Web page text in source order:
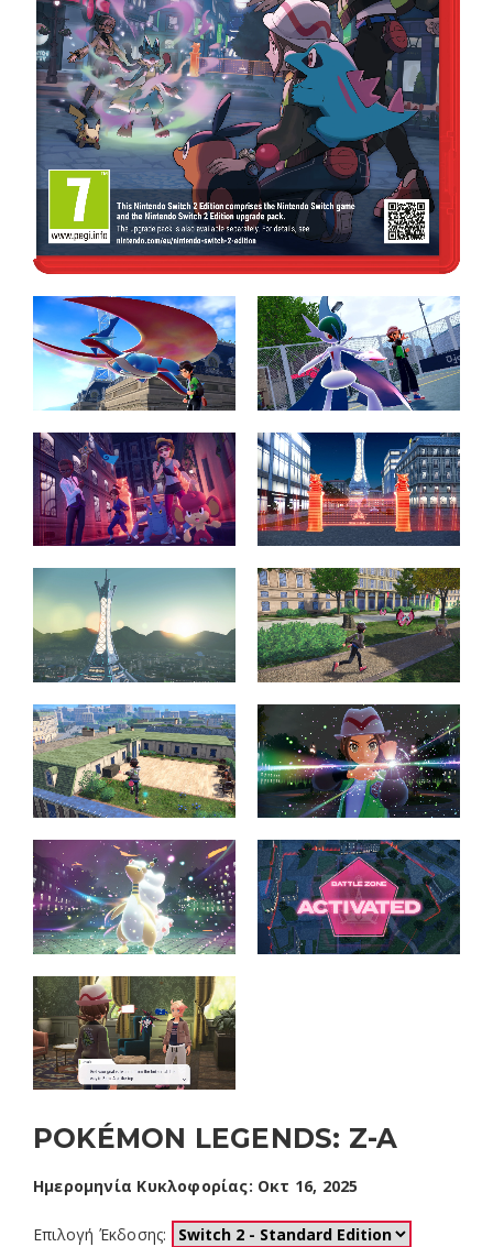
POKÉMON LEGENDS: Z-A
Ημερομηνία Κυκλοφορίας: Οκτ 16, 2025
Επιλογή Έκδοσης: